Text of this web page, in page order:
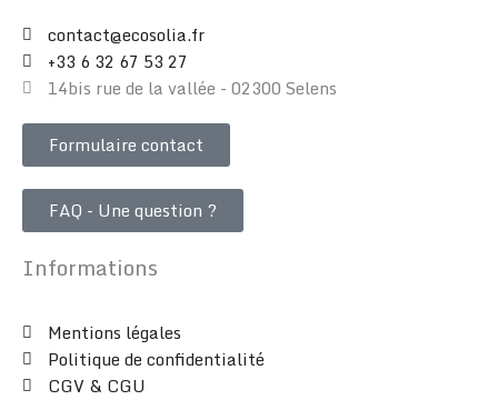
contact@ecosolia.fr
+33 6 32 67 53 27
14bis rue de la vallée - 02300 Selens
Formulaire contact
FAQ - Une question ?
Informations
Mentions légales
Politique de confidentialité
CGV & CGU